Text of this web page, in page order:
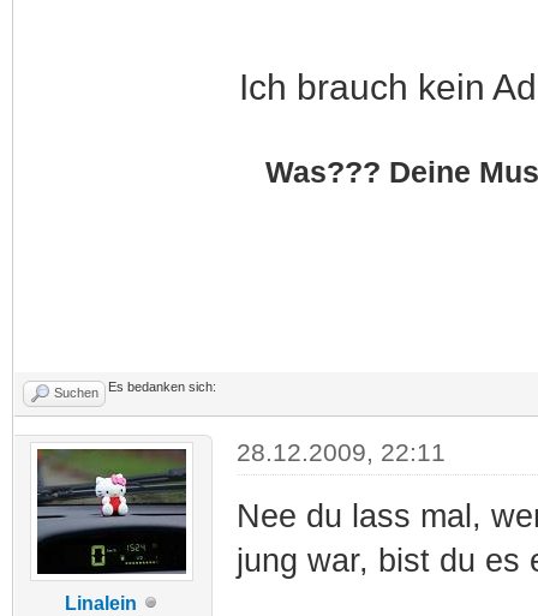
Ich brauch kein
Was??? Deine
Suchen Es bedanken sich:
Linalein
28.12.2009, 22:11
Nee du lass mal,
jung war, bist du